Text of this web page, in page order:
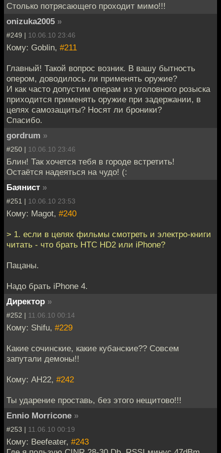
Столько потрясающего проходит мимо!!!
onizuka2005 »
#249 | 10.06.10 23:46
Кому: Goblin, #211
Главный! Такой вопрос возник. В вашу бытность
опером, доводилось ли применять оружие?
И как часто допустим операм из уголовного розыска
приходится применять оружие при задержании, в
целях самозащиты? Носят ли броники?
Спасибо.
gordrum »
#250 | 10.06.10 23:46
Блин! Так хочется тебя в городе встретить!
Остаётся надеяться на чудо! (:
Баянист »
#251 | 10.06.10 23:53
Кому: Magot, #240
> 1. если в целях фильмы смотреть и электро-книги
читать - что брать HTC HD2 или iPhone?
Пацаны.
Надо брать iPhone 4.
Директор »
#252 | 11.06.10 00:14
Кому: Shifu, #229
Какие сочинские, какие кубанские?? Совсем
запутали демоны!!
Кому: АН22, #242
Ты ударение проставь, без этого нещитово!!!
Ennio Morricone »
#253 | 11.06.10 00:19
Кому: Beefeater, #243